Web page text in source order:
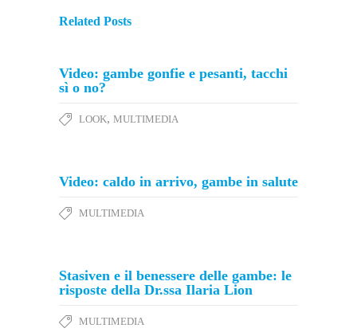
Related Posts
Video: gambe gonfie e pesanti, tacchi
sì o no?
LOOK, MULTIMEDIA
Video: caldo in arrivo, gambe in salute
MULTIMEDIA
Stasiven e il benessere delle gambe: le
risposte della Dr.ssa Ilaria Lion
MULTIMEDIA